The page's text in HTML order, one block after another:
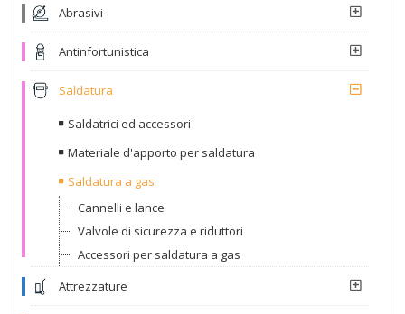
Abrasivi
Antinfortunistica
Saldatura
Saldatrici ed accessori
Materiale d'apporto per saldatura
Saldatura a gas
Cannelli e lance
Valvole di sicurezza e riduttori
Accessori per saldatura a gas
Attrezzature